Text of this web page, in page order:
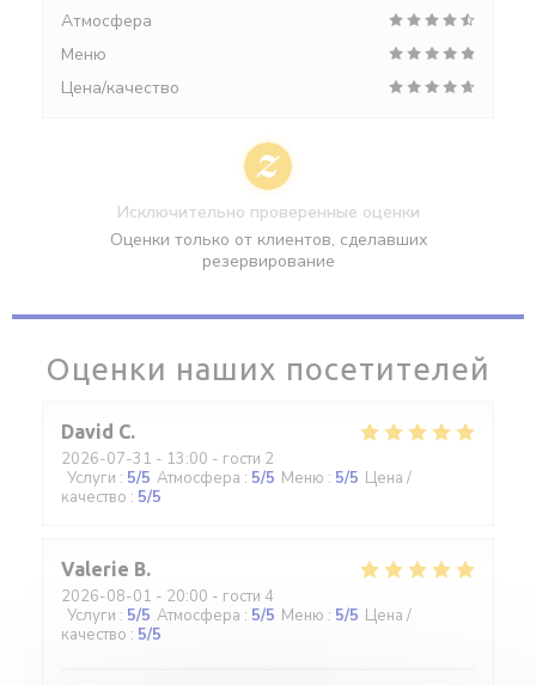
Оценки наших посетителей
David C
2026-07-31 - 13:00 - гости 2
Услуги : 5/5 Атмосфера : 5/5 Меню : 5/5 Цена /
качество : 5/5
Valerie B
2026-08-01 - 20:00 - гости 4
Услуги : 5/5 Атмосфера : 5/5 Меню : 5/5 Цена /
качество : 5/5
Атмосфера
Меню
Цена/качество
Исключительно проверенные оценки
Оценки только от клиентов, сделавших
резервирование